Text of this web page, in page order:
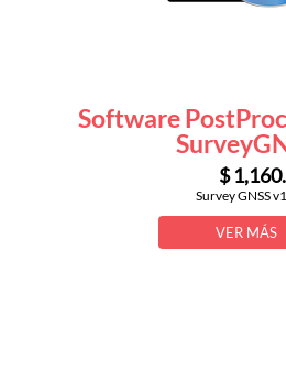
Software
$
Survey GNSS
VER MÁS